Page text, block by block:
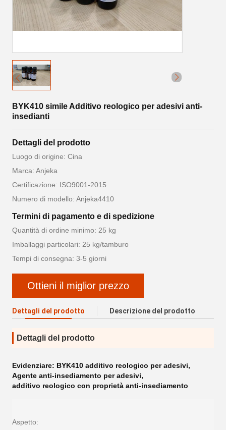
BYK410 simile Additivo reologico per adesivi anti-
insedianti
Dettagli del prodotto
Luogo di origine: Cina
Marca: Anjeka
Certificazione: ISO9001-2015
Numero di modello: Anjeka4410
Termini di pagamento e di spedizione
Quantità di ordine minimo: 25 kg
Imballaggi particolari: 25 kg/tamburo
Tempi di consegna: 3-5 giorni
Ottieni il miglior prezzo
Dettagli del prodotto Descrizione del prodotto
Dettagli del prodotto
Evidenziare: BYK410 additivo reologico per adesivi,
Agente anti-insediamento per adesivi,
additivo reologico con proprietà anti-insediamento
Aspetto: